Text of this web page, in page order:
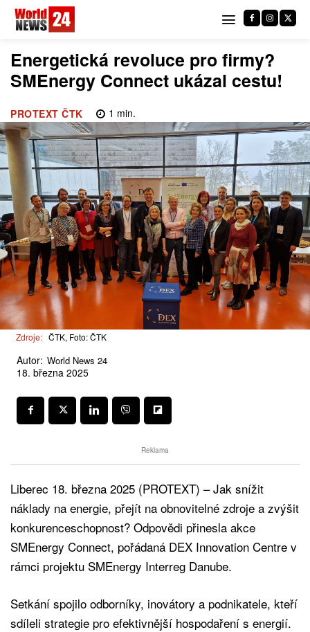
Energetická revoluce pro firmy?
SMEnergy Connect ukázal cestu!
PROTEXT ČTK 1 min.
Zdroje: ČTK, Foto: ČTK
Autor: World News 24
18. března 2025
Reklama
Liberec 18. března 2025 (PROTEXT) – Jak snížit
náklady na energie, přejít na obnovitelné zdroje a zvýšit
konkurenceschopnost? Odpovědi přinesla akce
SMEnergy Connect, pořádaná DEX Innovation Centre v
rámci projektu SMEnergy Interreg Danube.
Setkání spojilo odborníky, inovátory a podnikatele, kteří
sdíleli strategie pro efektivnější hospodaření s energií.